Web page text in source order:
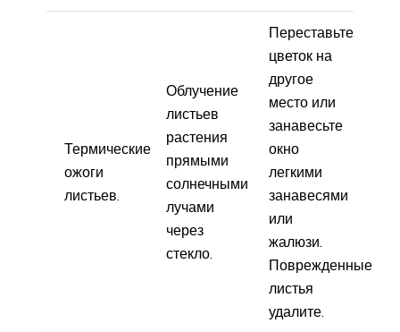
Термические
ожоги
листьев.
Облучение
листьев
растения
прямыми
солнечными
лучами
через
стекло.
Переставьте
цветок на
другое
место или
занавесьте
окно
легкими
занавесями
или
жалюзи.
Поврежденные
листья
удалите.